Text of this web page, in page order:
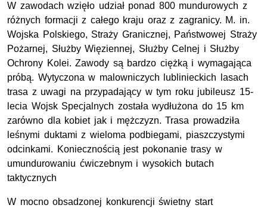
W zawodach wzięło udział ponad 800 mundurowych z
różnych formacji z całego kraju oraz z zagranicy. M. in.
Wojska Polskiego, Straży Granicznej, Państwowej Straży
Pożarnej, Służby Więziennej, Służby Celnej i Służby
Ochrony Kolei. Zawody są bardzo ciężką i wymagająca
próbą. Wytyczona w malowniczych lublinieckich lasach
trasa z uwagi na przypadający w tym roku jubileusz 15-
lecia Wojsk Specjalnych została wydłużona do 15 km
zarówno dla kobiet jak i mężczyzn. Trasa prowadziła
leśnymi duktami z wieloma podbiegami, piaszczystymi
odcinkami. Koniecznością jest pokonanie trasy w
umundurowaniu ćwiczebnym i wysokich butach
taktycznych
W mocno obsadzonej konkurencji świetny start